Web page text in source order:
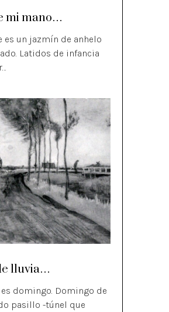
mi mano…
es un jazmín de anhelo
Latidos de infancia
lluvia…
es domingo. Domingo de
pasillo -túnel que